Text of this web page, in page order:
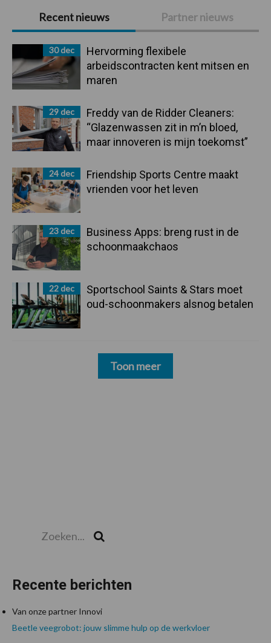
Primaire
Sidebar
Recent nieuws Partner nieuws
30 dec
Hervorming flexibele
arbeidscontracten kent mitsen en
maren
29 dec
Freddy van de Ridder Cleaners:
“Glazenwassen zit in m’n bloed,
maar innoveren is mijn toekomst”
24 dec
Friendship Sports Centre maakt
vrienden voor het leven
23 dec
Business Apps: breng rust in de
schoonmaakchaos
22 dec
Sportschool Saints & Stars moet
oud-schoonmakers alsnog betalen
Toon meer
Recente berichten
Van onze partner Innovi
Beetle veegrobot: jouw slimme hulp op de werkvloer